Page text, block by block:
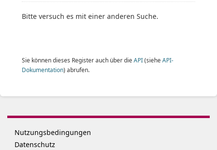
Bitte versuch es mit einer anderen Suche.
Sie können dieses Register auch über die API(siehe API-
Dokumentation) abrufen.
Nutzungsbedingungen
Datenschutz